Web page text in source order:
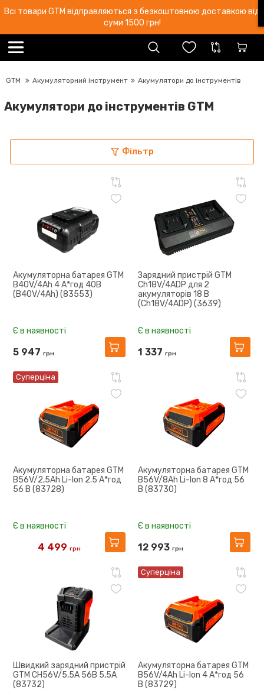
Всі товари GTM відправляються з безкоштовною доставкою від
суми 1500 грн!
GTM Акумуляторний інструмент Акумулятори до інструментів
Акумулятори до інструментів GTM
Фільтр
Акумуляторна батарея GTM
B40V/4Аh 4 А*год 40В
(B40V/4Аh) (83553)
Є в наявності
5 947 грн
Зарядний пристрій GTM
Ch18V/4АDP для 2
акумуляторів 18 В
(Ch18V/4АDP) (3639)
Є в наявності
1 337 грн
Суперціна
Акумуляторна батарея GTM
B56V/2,5Ah Li-Ion 2.5 А*год
56 В (83728)
Є в наявності
4 499 грн
Акумуляторна батарея GTM
B56V/8Ah Li-Ion 8 А*год 56
В (83730)
Є в наявності
12 993 грн
Швидкий зарядний пристрій
GTM CH56V/5,5A 56В 5,5А
(83732)
Суперціна
Акумуляторна батарея GTM
B56V/4Ah Li-Ion 4 А*год 56
В (83729)